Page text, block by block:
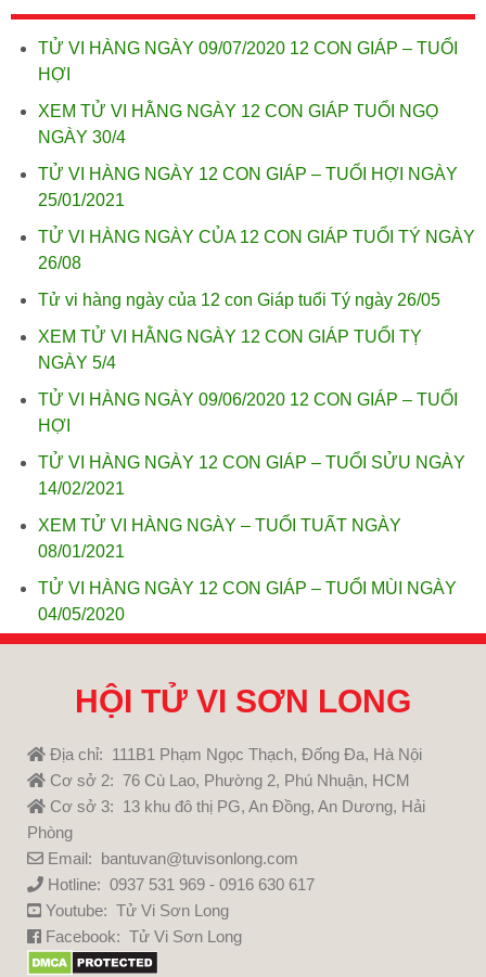
TỬ VI HÀNG NGÀY 09/07/2020 12 CON GIÁP – TUỔI
HỢI
XEM TỬ VI HẰNG NGÀY 12 CON GIÁP TUỔI NGỌ
NGÀY 30/4
TỬ VI HÀNG NGÀY 12 CON GIÁP – TUỔI HỢI NGÀY
25/01/2021
TỬ VI HÀNG NGÀY CỦA 12 CON GIÁP TUỔI TÝ NGÀY
26/08
Tử vi hàng ngày của 12 con Giáp tuổi Tý ngày 26/05
XEM TỬ VI HẰNG NGÀY 12 CON GIÁP TUỔI TỴ
NGÀY 5/4
TỬ VI HÀNG NGÀY 09/06/2020 12 CON GIÁP – TUỔI
HỢI
TỬ VI HÀNG NGÀY 12 CON GIÁP – TUỔI SỬU NGÀY
14/02/2021
XEM TỬ VI HÀNG NGÀY – TUỔI TUẤT NGÀY
08/01/2021
TỬ VI HÀNG NGÀY 12 CON GIÁP – TUỔI MÙI NGÀY
04/05/2020
HỘI TỬ VI SƠN LONG
Địa chỉ: 111B1 Phạm Ngọc Thạch, Đống Đa, Hà Nội
Cơ sở 2: 76 Cù Lao, Phường 2, Phú Nhuận, HCM
Cơ sở 3: 13 khu đô thị PG, An Đồng, An Dương, Hải
Phòng
Email: bantuvan@tuvisonlong.com
Hotline: 0937 531 969 - 0916 630 617
Youtube: Tử Vi Sơn Long
Facebook: Tử Vi Sơn Long